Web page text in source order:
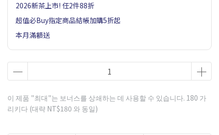
2026新茶上市! 任2件88折
超值必Buy指定商品結帳加購5折起
本月滿額送
이 제품 "최대"는 보너스를 상쇄하는 데 사용할 수 있습니다. 180 가
리키다 (대략 NT$180 와 동일)